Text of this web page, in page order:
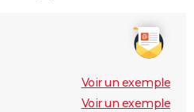
Voir un exemple
Voir un exemple